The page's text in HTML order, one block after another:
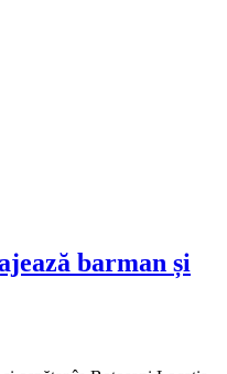
barman și